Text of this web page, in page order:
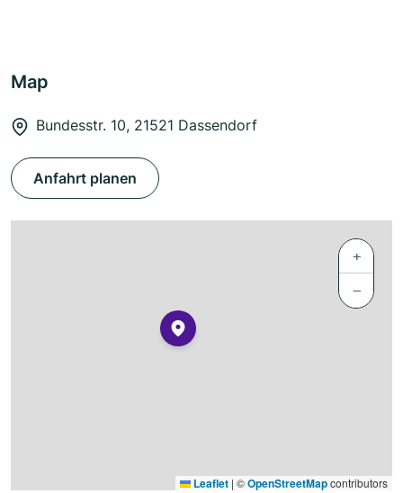
Map
Bundesstr. 10, 21521 Dassendorf
Anfahrt planen
+
−
Leaflet | ©OpenStreetMapcontributors